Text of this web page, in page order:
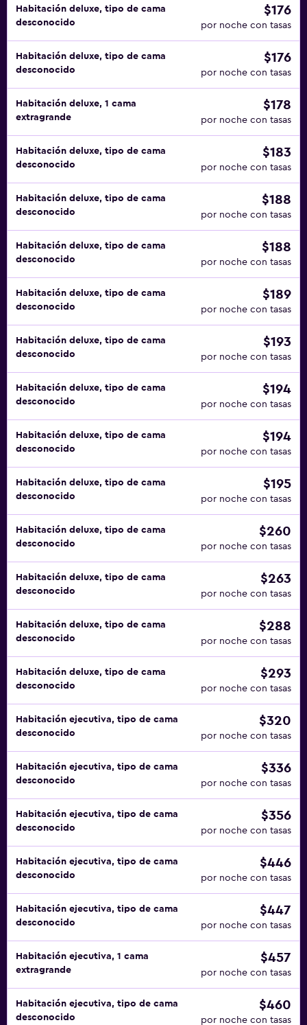
Habitación deluxe, tipo de cama
desconocido
$176
por noche con tasas
Habitación deluxe, tipo de cama
desconocido
$176
por noche con tasas
Habitación deluxe, 1 cama
extragrande
$178
por noche con tasas
Habitación deluxe, tipo de cama
desconocido
$183
por noche con tasas
Habitación deluxe, tipo de cama
desconocido
$188
por noche con tasas
Habitación deluxe, tipo de cama
desconocido
$188
por noche con tasas
Habitación deluxe, tipo de cama
desconocido
$189
por noche con tasas
Habitación deluxe, tipo de cama
desconocido
$193
por noche con tasas
Habitación deluxe, tipo de cama
desconocido
$194
por noche con tasas
Habitación deluxe, tipo de cama
desconocido
$194
por noche con tasas
Habitación deluxe, tipo de cama
desconocido
$195
por noche con tasas
Habitación deluxe, tipo de cama
desconocido
$260
por noche con tasas
Habitación deluxe, tipo de cama
desconocido
$263
por noche con tasas
Habitación deluxe, tipo de cama
desconocido
$288
por noche con tasas
Habitación deluxe, tipo de cama
desconocido
$293
por noche con tasas
Habitación ejecutiva, tipo de cama
desconocido
$320
por noche con tasas
Habitación ejecutiva, tipo de cama
desconocido
$336
por noche con tasas
Habitación ejecutiva, tipo de cama
desconocido
$356
por noche con tasas
Habitación ejecutiva, tipo de cama
desconocido
$446
por noche con tasas
Habitación ejecutiva, tipo de cama
desconocido
$447
por noche con tasas
Habitación ejecutiva, 1 cama
extragrande
$457
por noche con tasas
Habitación ejecutiva, tipo de cama
desconocido
$460
por noche con tasas